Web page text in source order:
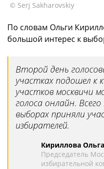
© Serj Sakharovskiy
По словам Ольги
большой интерес к
Второй день
участках подошел к
участков москвичи
голоса онлайн.
выборах приняли
избирателей.
Кириллова
Председатель
избирательной